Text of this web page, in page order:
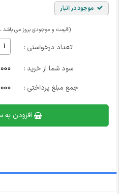
موجود در انبار
(قیمت و موجودی بروز می باشد ،
تعداد درخواستی :
سود شما از خرید :
جمع مبلغ پرداختی :
افزودن به سبد خرید